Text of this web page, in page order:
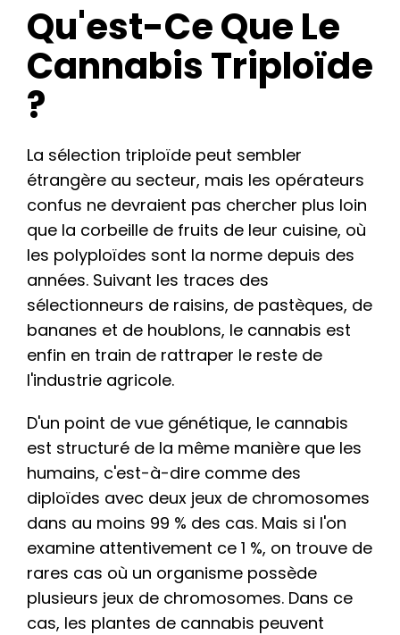
Qu'est-Ce Que Le
Cannabis Triploïde
?
La sélection triploïde peut sembler
étrangère au secteur, mais les opérateurs
confus ne devraient pas chercher plus loin
que la corbeille de fruits de leur cuisine, où
les polyploïdes sont la norme depuis des
années. Suivant les traces des
sélectionneurs de raisins, de pastèques, de
bananes et de houblons, le cannabis est
enfin en train de rattraper le reste de
l'industrie agricole.
D'un point de vue génétique, le cannabis
est structuré de la même manière que les
humains, c'est-à-dire comme des
diploïdes avec deux jeux de chromosomes
dans au moins 99 % des cas. Mais si l'on
examine attentivement ce 1 %, on trouve de
rares cas où un organisme possède
plusieurs jeux de chromosomes. Dans ce
cas, les plantes de cannabis peuvent